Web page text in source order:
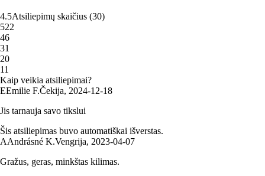
4.5Atsiliepimų skaičius (30)
522
46
31
20
11
Kaip veikia atsiliepimai?
EEmilie F.Čekija, 2024‑12‑18
Jis tarnauja savo tikslui
Šis atsiliepimas buvo automatiškai išverstas.
AAndrásné K.Vengrija, 2023‑04‑07
Gražus, geras, minkštas kilimas.